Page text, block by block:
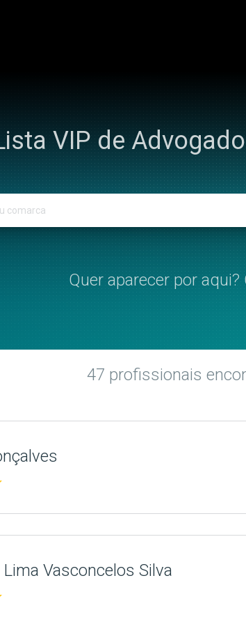
VIP de
Quer aparecer por
47 profissionais
Lima Vasconcelos Silva